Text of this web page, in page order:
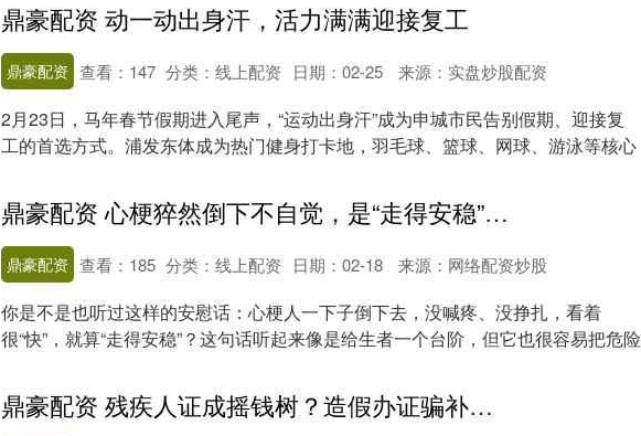
鼎豪配资 动一动出身汗，活力满满迎接复工
鼎豪配资 日期：02-25 来源：实盘炒股配资
查看： 147 分类： 线上配资
2月23日，马年春节假期进入尾声，“运动出身汗”成为申城市民告别假期、迎接复
工的首选方式。浦发东体成为热门健身打卡地，羽毛球、篮球、网球、游泳等核心
鼎豪配资 心梗猝然倒下不自觉，是“走得安稳”？真的吗？读完你就知道真相
鼎豪配资 日期：02-18 来源：网络配资炒股
查看： 185 分类： 线上配资
你是不是也听过这样的安慰话：心梗人一下子倒下去，没喊疼、没挣扎，看着
很“快”，就算“走得安稳”？这句话听起来像是给生者一个台阶，但它也很容易把危险
鼎豪配资 残疾人证成摇钱树？造假办证骗补链条被一网打尽